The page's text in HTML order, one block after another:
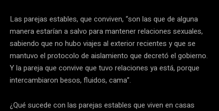
Las parejas estables, que conviven, “son las que de alguna
manera estarían a salvo para mantener relaciones sexuales,
sabiendo que no hubo viajes al exterior recientes y que se
mantuvo el protocolo de aislamiento que decretó el gobierno.
Y la pareja que convive que tuvo relaciones ya está, porque
intercambiaron besos, fluidos, cama”.
¿Qué sucede con las parejas estables que viven en casas